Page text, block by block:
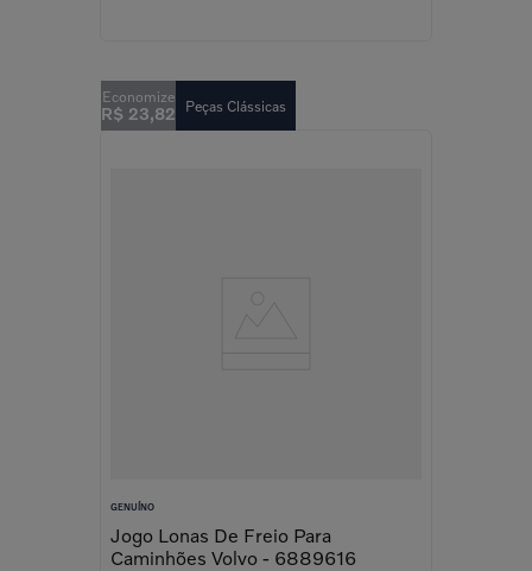
R$ 23,82 Peças Clássicas
GENUÍNO
Jogo Lonas De Freio Para
Caminhões Volvo - 6889616